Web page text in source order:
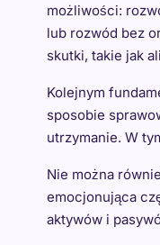
możliwości:
lub rozwód bez
skutki, takie jak
Kolejnym
sposobie
utrzymanie. W
Nie można
emocjonująca
aktywów i